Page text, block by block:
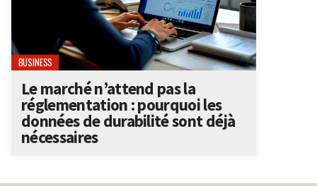
BUSINESS
Le marché n’attend pas la
réglementation : pourquoi les
données de durabilité sont déjà
nécessaires